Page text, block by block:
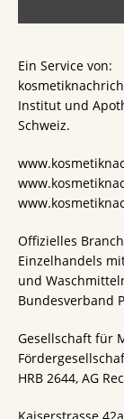
Ein Service von:
Institut und
Schweiz.
Offizielles
Einzelhandels
und
Bundesverband
Gesellschaft für
HRB 2644, AG
Kaiserstrasse 42a